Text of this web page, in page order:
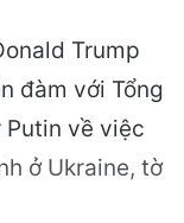
Trump
đàm với Tổng
về việc
ở Ukraine, tờ